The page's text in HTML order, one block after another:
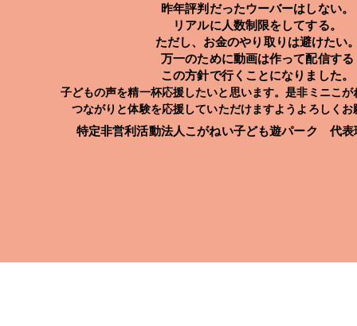
昨年評判だったウーバーはしない。
リアルに人数制限をしてする。
ただし、お金のやり取りは避けたい
万一のために動画は作って配信する
この方針で行くことになりました。
子どもの声を精一杯応援したいと思います。是非ミニこが
つながりと体験を応援していただけますようよろしく
特定非営利活動法人こがねい子ども遊パーク 代